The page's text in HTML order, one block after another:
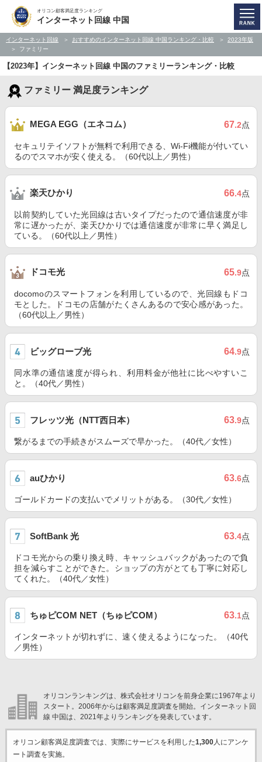
オリコン顧客満足度ランキング
インターネット回線 中国
インターネット回線 おすすめのインターネット回線 中国ランキング・比較
2023年版
ファミリー
【2023年】インターネット回線 中国のファミリーランキング・比較
ファミリー 満足度ランキング
MEGA EGG（エネコム） 67.2点
セキュリテイソフトが無料で利用できる、Wi-Fi機能が付いてい
るのでスマホが安く使える。（60代以上／男性）
楽天ひかり 66.4点
以前契約していた光回線は古いタイプだったので通信速度が非
常に遅かったが、楽天ひかりでは通信速度が非常に早く満足し
ている。（60代以上／男性）
ドコモ光 65.9点
docomoのスマートフォンを利用しているので、光回線もドコ
モとした。ドコモの店舗がたくさんあるので安心感があった。
（60代以上／男性）
ビッグローブ光 64.9点
同水準の通信速度が得られ、利用料金が他社に比べやすいこ
と。（40代／男性）
フレッツ光（NTT西日本） 63.9点
繋がるまでの手続きがスムーズで早かった。（40代／女性）
auひかり 63.6点
ゴールドカードの支払いでメリットがある。（30代／女性）
SoftBank 光 63.4点
ドコモ光からの乗り換え時、キャッシュバックがあったので負
担を減らすことができた。ショップの方がとても丁寧に対応し
てくれた。（40代／女性）
ちゅピCOM NET（ちゅピCOM） 63.1点
インターネットが切れずに、速く使えるようになった。（40代
／男性）
オリコンランキングは、株式会社オリコンを前身企業に1967年より
スタート。2006年からは顧客満足度調査を開始。インターネット回
線 中国は、2021年よりランキングを発表しています。
オリコン顧客満足度調査では、実際にサービスを利用した1,300人にアンケ
ート調査を実施。